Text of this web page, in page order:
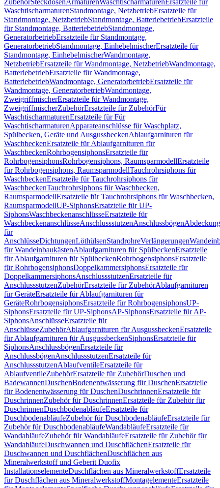
ZubehörSteckdosenArmaturenWaschtischarmaturen Ersatzteile für
WaschtischarmaturenStandmontage, NetzbetriebErsatzteile für
Standmontage, NetzbetriebStandmontage, BatteriebetriebErsatzteile
für Standmontage, BatteriebetriebStandmontage,
GeneratorbetriebErsatzteile für Standmontage,
GeneratorbetriebStandmontage, EinhebelmischerErsatzteile für
Standmontage, EinhebelmischerWandmontage,
NetzbetriebErsatzteile für Wandmontage, NetzbetriebWandmontage,
BatteriebetriebErsatzteile für Wandmontage,
BatteriebetriebWandmontage, GeneratorbetriebErsatzteile für
Wandmontage, GeneratorbetriebWandmontage,
ZweigriffmischerErsatzteile für Wandmontage,
ZweigriffmischerZubehörErsatzteile für ZubehörFür
WaschtischarmaturenErsatzteile für Für
WaschtischarmaturenApparateanschlüsse für Waschplatz,
Spülbecken, Geräte und AusgussbeckenAblaufgarnituren für
WaschbeckenErsatzteile für Ablaufgarnituren für
WaschbeckenRohrbogensiphonsErsatzteile für
RohrbogensiphonsRohrbogensiphons, RaumsparmodellErsatzteile
für Rohrbogensiphons, RaumsparmodellTauchrohrsiphons für
WaschbeckenErsatzteile für Tauchrohrsiphons für
WaschbeckenTauchrohrsiphons für Waschbecken,
RaumsparmodellErsatzteile für Tauchrohrsiphons für Waschbecken,
RaumsparmodellUP-SiphonsErsatzteile für UP-
SiphonsWaschbeckenanschlüsseErsatzteile für
WaschbeckenanschlüsseAnschlussstutzenAnschlussbögen
für
AnschlüsseDichtungenLöthülsenStandrohreVerlängerungen
für WandeinbaukästenAblaufgarnituren für SpülbeckenErsatzteile
für Ablaufgarnituren für SpülbeckenRohrbogensiphonsErsatzteile
für RohrbogensiphonsDoppelkammersiphonsErsatzteile für
DoppelkammersiphonsAnschlussstutzenErsatzteile für
AnschlussstutzenZubehörErsatzteile für ZubehörAblaufgarnituren
für GeräteErsatzteile für Ablaufgarnituren für
GeräteRohrbogensiphonsErsatzteile für RohrbogensiphonsUP-
SiphonsErsatzteile für UP-SiphonsAP-SiphonsErsatzteile für AP-
SiphonsAnschlüsseErsatzteile für
AnschlüsseZubehörAblaufgarnituren für AusgussbeckenErsatzteile
für Ablaufgarnituren für AusgussbeckenSiphonsErsatzteile für
SiphonsAnschlussbögenErsatzteile für
AnschlussbögenAnschlussstutzenErsatzteile für
AnschlussstutzenAblaufventileErsatzteile für
AblaufventileZubehörErsatzteile für ZubehörDuschen und
BadewannenDuschenBodenentwässerung für DuschenErsatzteile
für Bodenentwässerung für DuschenDuschrinnenErsatzteile für
DuschrinnenZubehör für DuschrinnenErsatzteile für Zubehör für
DuschrinnenDuschbodenabläufeErsatzteile für
DuschbodenabläufeZubehör für DuschbodenabläufeErsatzteile für
Zubehör für DuschbodenabläufeWandabläufeErsatzteile für
WandabläufeZubehör für WandabläufeErsatzteile für Zubehör für
WandabläufeDuschwannen und DuschflächenErsatzteile für
Duschwannen und DuschflächenDuschflächen aus
Mineralwerkstoff und Geberit Duofix
InstallationselementeDuschflächen aus MineralwerkstoffErsatzteile
für Duschflächen aus MineralwerkstoffMontagelementeErsatzteile